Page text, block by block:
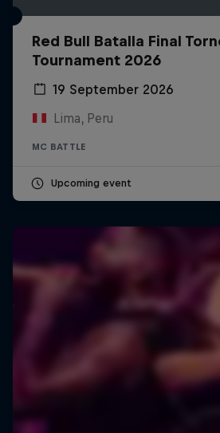
Red Bull Batalla Final
Tournament 2026
19 September 2026
Lima, Peru
MC BATTLE
Upcoming event